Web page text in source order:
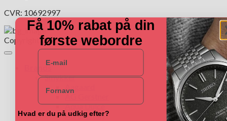
CVR: 10692997
Copyright 2026 ©Ure Guld Sølv
Brands
Smykker
AG Gerstner
Aqua Dulce
Aurum Italy
Få 10% rabat på din
første webordre
E-mail
Navn
Hvad er du på udkig efter?